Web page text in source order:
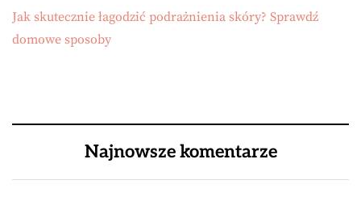
Jak skutecznie łagodzić podrażnienia skóry? Sprawdź
domowe sposoby
Najnowsze komentarze